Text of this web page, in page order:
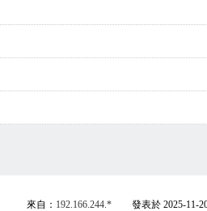
來自： 192.166.244.* 發表於 2025-11-